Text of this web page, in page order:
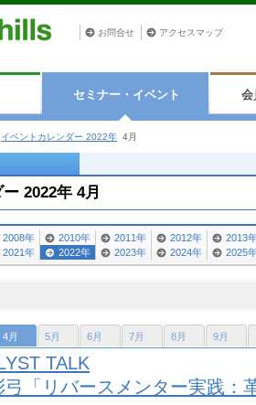
お問合せ アクセスマップ
セミナー・イベント 会
イベントカレンダー 2022年 4月
2022年 4月
2008年 2010年 2011年 2012年
2013
2021年 2022年 2023年 2024年 2025
4月 5月 6月 7月 8月 9月
TALK
弓「リバースメンター実践：